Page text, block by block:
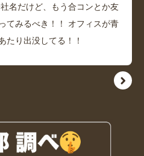
名だけど、もう合コンとか友
てみるべき！！ オフィスが青
たり出没してる！！